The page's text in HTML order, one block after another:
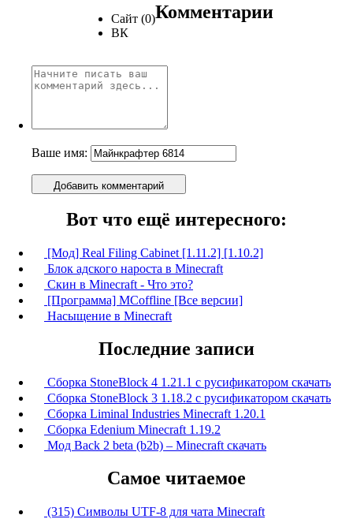
Сайт (0)
ВК
Комментарии
Ваше имя:
Добавить комментарий
Вот что ещё интересного:
[Мод] Real Filing Cabinet [1.11.2] [1.10.2]
Блок адского нароста в Minecraft
Скин в Minecraft - Что это?
[Программа] MCoffline [Все версии]
Насыщение в Minecraft
Последние записи
Сборка StoneBlock 4 1.21.1 с русификатором скачать
Сборка StoneBlock 3 1.18.2 с русификатором скачать
Сборка Liminal Industries Minecraft 1.20.1
Сборка Edenium Minecraft 1.19.2
Мод Back 2 beta (b2b) – Minecraft скачать
Самое читаемое
(315) Символы UTF-8 для чата Minecraft